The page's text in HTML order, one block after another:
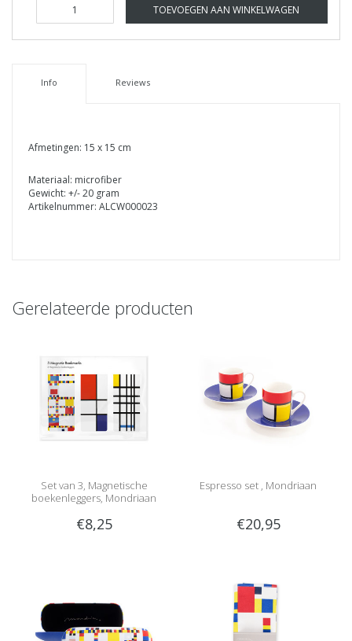
TOEVOEGEN AAN WINKELWAGEN
Info Reviews
Afmetingen: 15 x 15 cm
Materiaal: microfiber
Gewicht: +/- 20 gram
Artikelnummer: ALCW000023
Gerelateerde producten
Set van 3, Magnetische
boekenleggers, Mondriaan
€8,25
Espresso set , Mondriaan
€20,95